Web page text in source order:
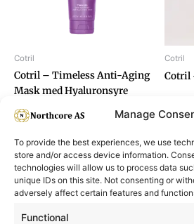
Manage
To provide the best experiences, we use
store and/or access device information.
technologies will allow us to process data
unique IDs on this site. Not consenting or
adversely affect certain features and
Functional
Cotril
Cotril – Timeless Anti-Aging
Mask med Hyaluronsyre
200ml
Cotril
Cotril
Informasjon